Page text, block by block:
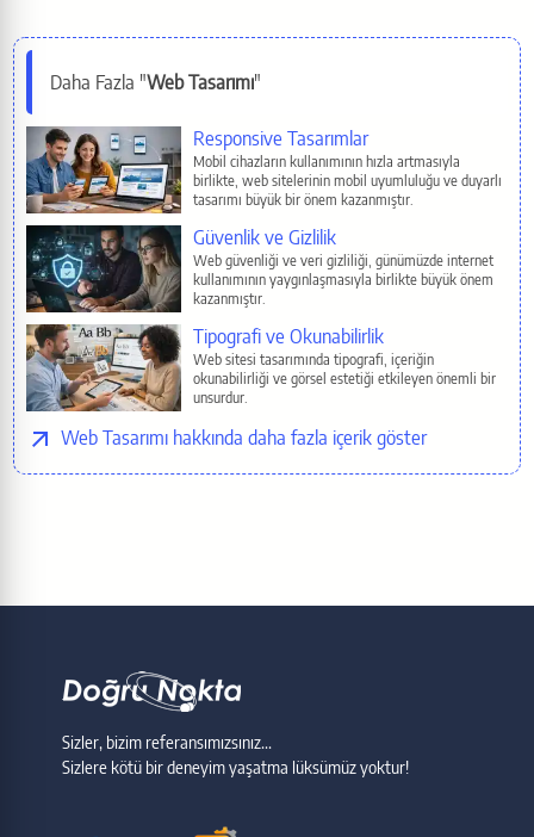
Reddit
Pinterest
E-Mail
Copy
Daha Fazla "Web Tasarımı"
İlgili Sayfalar Responsive Tasarımlar
Mobil cihazların kullanımının hızla artmasıyla
birlikte, web sitelerinin mobil uyumluluğu ve duyarlı
tasarımı büyük bir önem kazanmıştır.
Güvenlik ve Gizlilik
Web güvenliği ve veri gizliliği, günümüzde internet
kullanımının yaygınlaşmasıyla birlikte büyük önem
kazanmıştır.
Tipografi ve Okunabilirlik
Web sitesi tasarımında tipografi, içeriğin
okunabilirliği ve görsel estetiği etkileyen önemli bir
unsurdur.
Web Tasarımı
Sizler, bizim referansımızsınız...
Sizlere kötü bir deneyim yaşatma lüksümüz yoktur!